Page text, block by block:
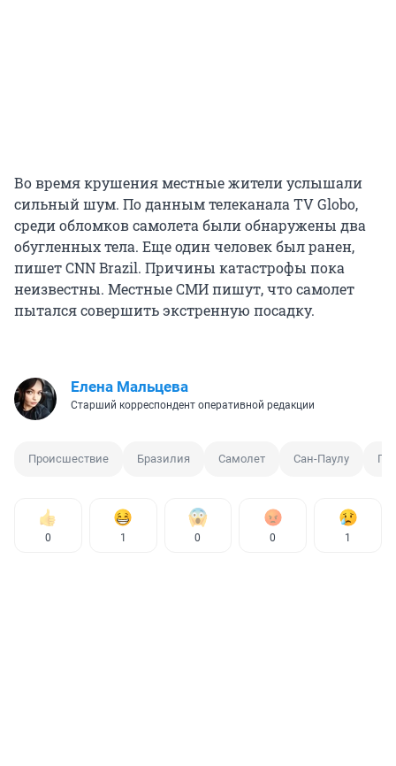
Во время крушения местные жители услышали
сильный шум. По данным телеканала TV Globo,
среди обломков самолета были обнаружены два
обугленных тела. Еще один человек был ранен,
пишет CNN Brazil. Причины катастрофы пока
неизвестны. Местные СМИ пишут, что самолет
пытался совершить экстренную посадку.
Елена Мальцева
Старший корреспондент оперативной редакции
Происшествие Бразилия Самолет Сан-Паулу
0 1 0 0 1